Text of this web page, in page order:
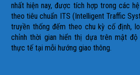
nhất hiện nay, được tích hợp trong các
theo tiêu chuẩn ITS (Intelligent Traffic
truyền thống đếm theo chu kỳ cố định,
chỉnh thời gian hiển thị dựa trên mật
thực tế tại mỗi hướng giao thông.